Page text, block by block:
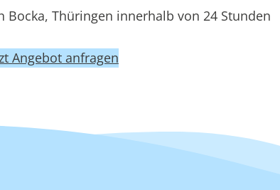
Thüringen innerhalb von 24 Stunden
Angebot anfragen